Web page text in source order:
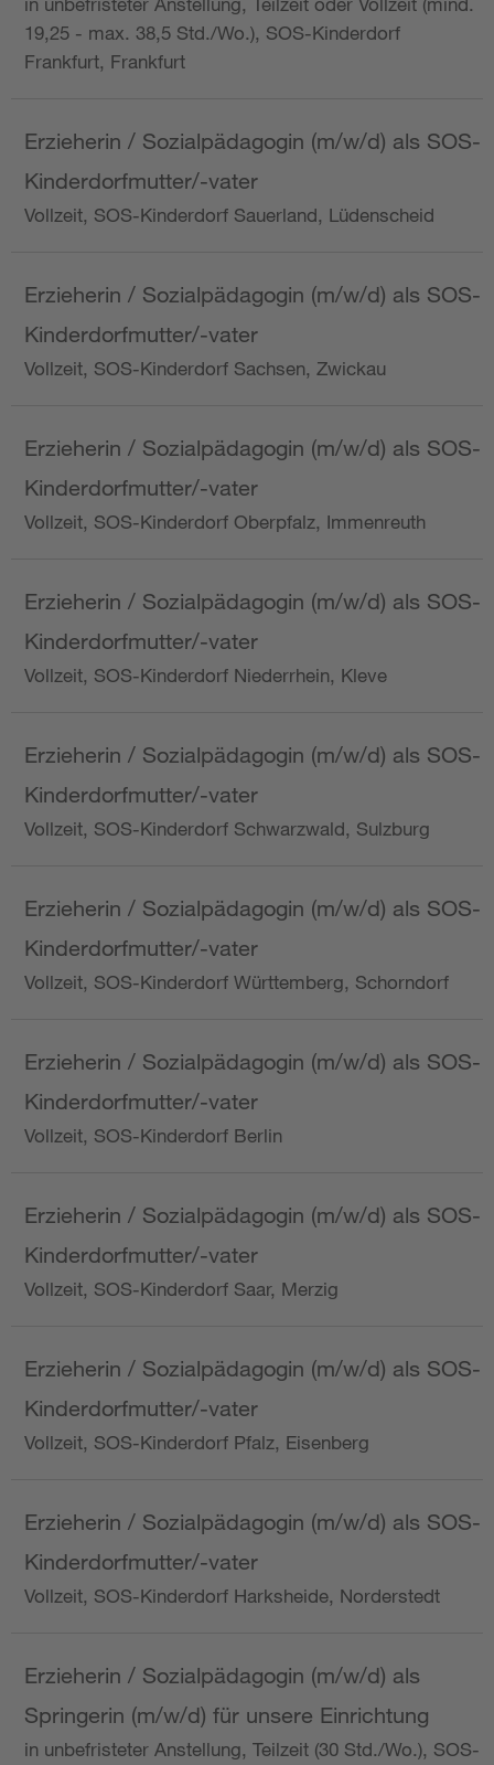
19,25 - max. 38,5 Std./Wo.), SOS-Kinderdorf
Frankfurt, Frankfurt
Erzieherin / Sozialpädagogin (m/w/d) als SOS-
Kinderdorfmutter/-vater
Vollzeit, SOS-Kinderdorf Sauerland, Lüdenscheid
Erzieherin / Sozialpädagogin (m/w/d) als SOS-
Kinderdorfmutter/-vater
Vollzeit, SOS-Kinderdorf Sachsen, Zwickau
Erzieherin / Sozialpädagogin (m/w/d) als SOS-
Kinderdorfmutter/-vater
Vollzeit, SOS-Kinderdorf Oberpfalz, Immenreuth
Erzieherin / Sozialpädagogin (m/w/d) als SOS-
Kinderdorfmutter/-vater
Vollzeit, SOS-Kinderdorf Niederrhein, Kleve
Erzieherin / Sozialpädagogin (m/w/d) als SOS-
Kinderdorfmutter/-vater
Vollzeit, SOS-Kinderdorf Schwarzwald, Sulzburg
Erzieherin / Sozialpädagogin (m/w/d) als SOS-
Kinderdorfmutter/-vater
Vollzeit, SOS-Kinderdorf Württemberg, Schorndorf
Erzieherin / Sozialpädagogin (m/w/d) als SOS-
Kinderdorfmutter/-vater
Vollzeit, SOS-Kinderdorf Berlin
Erzieherin / Sozialpädagogin (m/w/d) als SOS-
Kinderdorfmutter/-vater
Vollzeit, SOS-Kinderdorf Saar, Merzig
Erzieherin / Sozialpädagogin (m/w/d) als SOS-
Kinderdorfmutter/-vater
Vollzeit, SOS-Kinderdorf Pfalz, Eisenberg
Erzieherin / Sozialpädagogin (m/w/d) als SOS-
Kinderdorfmutter/-vater
Vollzeit, SOS-Kinderdorf Harksheide, Norderstedt
Erzieherin / Sozialpädagogin (m/w/d) als
Springerin (m/w/d) für unsere Einrichtung
in unbefristeter Anstellung, Teilzeit (30 Std./Wo.), SOS-